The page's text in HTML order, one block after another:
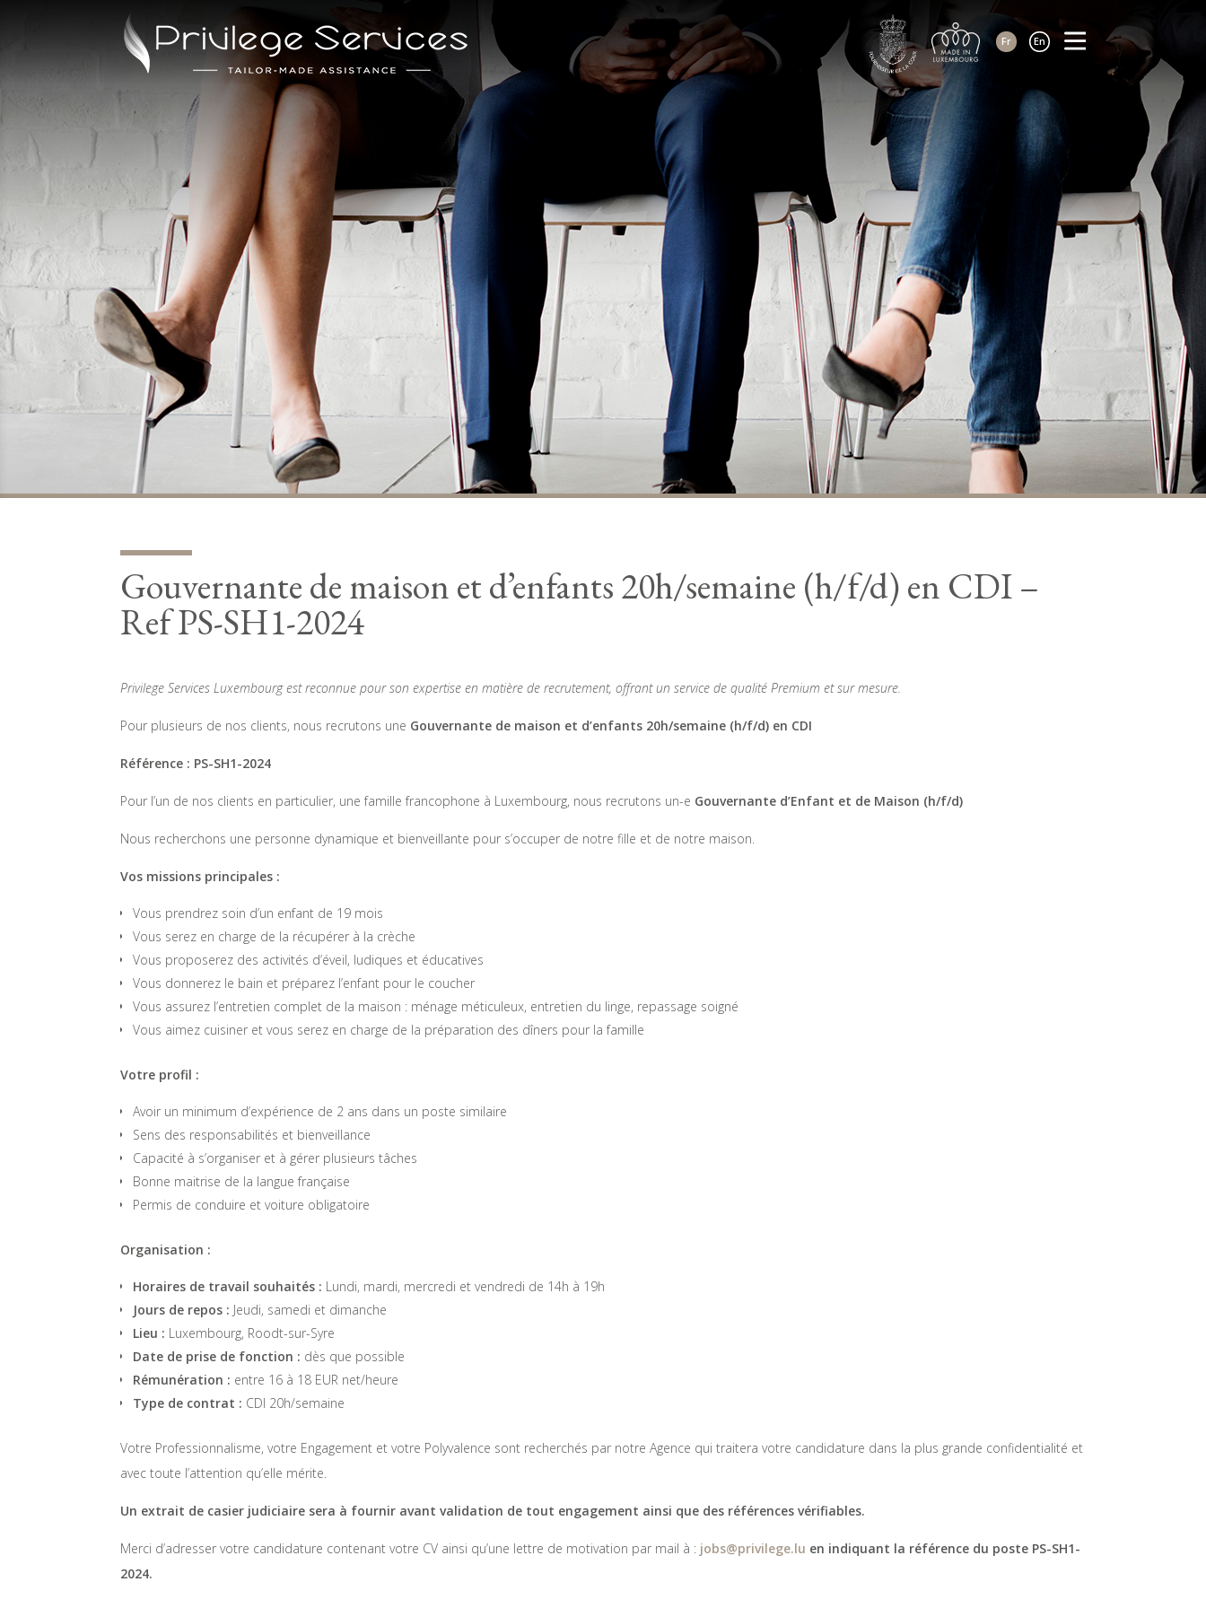
Fr En
Gouvernante de maison et d’enfants 20h/semaine (h/f/d) en CDI –
Ref PS-SH1-2024
Privilege Services Luxembourg est reconnue pour son expertise en matière de recrutement, offrant un service de qualité Premium et sur mesure.
Pour plusieurs de nos clients, nous recrutons une Gouvernante de maison et d’enfants 20h/semaine (h/f/d) en CDI
Référence : PS-SH1-2024
Pour l’un de nos clients en particulier, une famille francophone à Luxembourg, nous recrutons un-e Gouvernante d’Enfant et de Maison (h/f/d)
Nous recherchons une personne dynamique et bienveillante pour s’occuper de notre fille et de notre maison.
Vos missions principales :
Vous prendrez soin d’un enfant de 19 mois
Vous serez en charge de la récupérer à la crèche
Vous proposerez des activités d’éveil, ludiques et éducatives
Vous donnerez le bain et préparez l’enfant pour le coucher
Vous assurez l’entretien complet de la maison : ménage méticuleux, entretien du linge, repassage soigné
Vous aimez cuisiner et vous serez en charge de la préparation des dîners pour la famille
Votre profil :
Avoir un minimum d’expérience de 2 ans dans un poste similaire
Sens des responsabilités et bienveillance
Capacité à s’organiser et à gérer plusieurs tâches
Bonne maitrise de la langue française
Permis de conduire et voiture obligatoire
Organisation :
Horaires de travail souhaités : Lundi, mardi, mercredi et vendredi de 14h à 19h
Jours de repos : Jeudi, samedi et dimanche
Lieu : Luxembourg, Roodt-sur-Syre
Date de prise de fonction : dès que possible
Rémunération : entre 16 à 18 EUR net/heure
Type de contrat : CDI 20h/semaine
Votre Professionnalisme, votre Engagement et votre Polyvalence sont recherchés par notre Agence qui traitera votre candidature dans la plus grande confidentialité et
avec toute l’attention qu’elle mérite.
Un extrait de casier judiciaire sera à fournir avant validation de tout engagement ainsi que des références vérifiables.
Merci d’adresser votre candidature contenant votre CV ainsi qu’une lettre de motivation par mail à : jobs@privilege.lu en indiquant la référence du poste PS-SH1-
2024.